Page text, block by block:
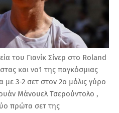
του Γιανίκ Σίνερ στο Roland
και νο1 της παγκόσμιας
με 3-2 σετ στον 2ο μόλις γύρο
Μάνουελ Τσερούντολο ,
πρώτα σετ της